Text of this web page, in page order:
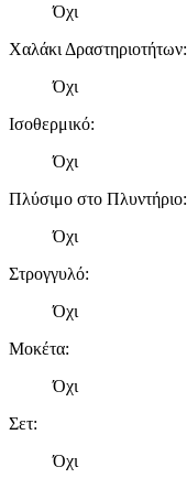
Όχι
Χαλάκι Δραστηριοτήτων:
Όχι
Ισοθερμικό:
Όχι
Πλύσιμο στο Πλυντήριο:
Όχι
Στρογγυλό:
Όχι
Μοκέτα:
Όχι
Σετ:
Όχι